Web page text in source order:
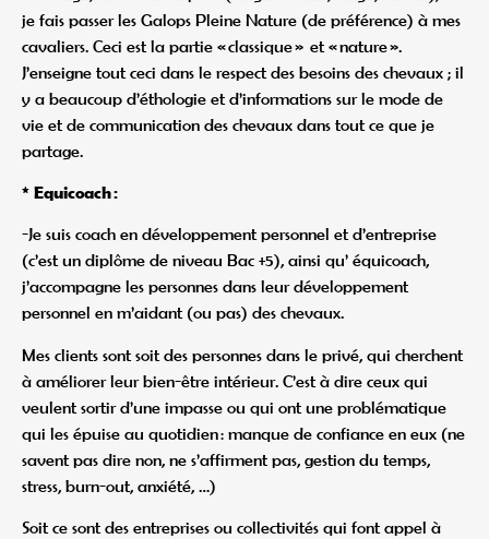
je fais passer les Galops Pleine Nature (de préférence) à mes
cavaliers. Ceci est la partie « classique » et « nature ».
J’enseigne tout ceci dans le respect des besoins des chevaux ; il
y a beaucoup d’éthologie et d’informations sur le mode de
vie et de communication des chevaux dans tout ce que je
partage.
* Equicoach :
-Je suis coach en développement personnel et d’entreprise
(c’est un diplôme de niveau Bac +5), ainsi qu’ équicoach,
j’accompagne les personnes dans leur développement
personnel en m’aidant (ou pas) des chevaux.
Mes clients sont soit des personnes dans le privé, qui cherchent
à améliorer leur bien-être intérieur. C’est à dire ceux qui
veulent sortir d’une impasse ou qui ont une problématique
qui les épuise au quotidien : manque de confiance en eux (ne
savent pas dire non, ne s’affirment pas, gestion du temps,
stress, burn-out, anxiété, …)
Soit ce sont des entreprises ou collectivités qui font appel à